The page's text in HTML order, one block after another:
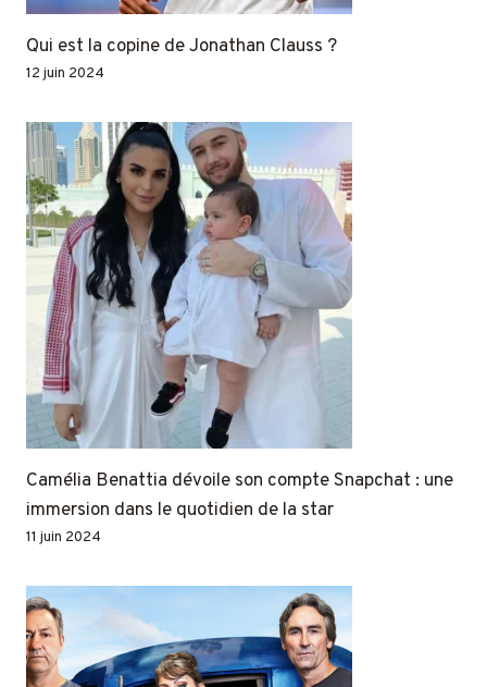
Qui est la copine de Jonathan Clauss ?
12 juin 2024
Camélia Benattia dévoile son compte Snapchat : une
immersion dans le quotidien de la star
11 juin 2024